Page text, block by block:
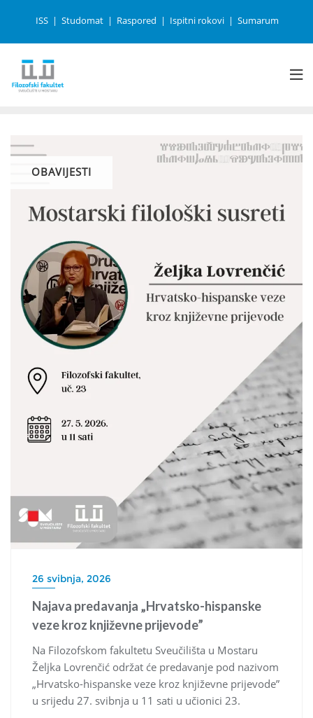
ISS Studomat Raspored Ispitni rokovi Sumarum
OBAVIJESTI
26 svibnja, 2026
Najava predavanja „Hrvatsko-hispanske
veze kroz književne prijevode”
Na Filozofskom fakultetu Sveučilišta u Mostaru
Željka Lovrenčić održat će predavanje pod nazivom
„Hrvatsko-hispanske veze kroz književne prijevode”
u srijedu 27. svibnja u 11 sati u učionici 23.